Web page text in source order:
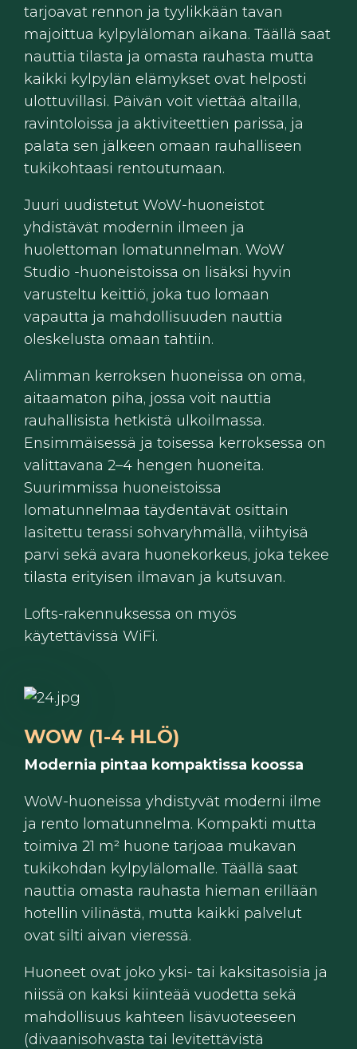
tarjoavat rennon ja tyylikkään tavan
majoittua kylpyläloman aikana. Täällä saat
nauttia tilasta ja omasta rauhasta mutta
kaikki kylpylän elämykset ovat helposti
ulottuvillasi. Päivän voit viettää altailla,
ravintoloissa ja aktiviteettien parissa, ja
palata sen jälkeen omaan rauhalliseen
tukikohtaasi rentoutumaan.
Juuri uudistetut WoW-huoneistot
yhdistävät modernin ilmeen ja
huolettoman lomatunnelman. WoW
Studio -huoneistoissa on lisäksi hyvin
varusteltu keittiö, joka tuo lomaan
vapautta ja mahdollisuuden nauttia
oleskelusta omaan tahtiin.
Alimman kerroksen huoneissa on oma,
aitaamaton piha, jossa voit nauttia
rauhallisista hetkistä ulkoilmassa.
Ensimmäisessä ja toisessa kerroksessa on
valittavana 2–4 hengen huoneita.
Suurimmissa huoneistoissa
lomatunnelmaa täydentävät osittain
lasitettu terassi sohvaryhmällä, viihtyisä
parvi sekä avara huonekorkeus, joka tekee
tilasta erityisen ilmavan ja kutsuvan.
Lofts-rakennuksessa on myös
käytettävissä WiFi.
WOW (1-4 HLÖ)
Modernia pintaa kompaktissa koossa
WoW-huoneissa yhdistyvät moderni ilme
ja rento lomatunnelma. Kompakti mutta
toimiva 21 m² huone tarjoaa mukavan
tukikohdan kylpylälomalle. Täällä saat
nauttia omasta rauhasta hieman erillään
hotellin vilinästä, mutta kaikki palvelut
ovat silti aivan vieressä.
Huoneet ovat joko yksi- tai kaksitasoisia ja
niissä on kaksi kiinteää vuodetta sekä
mahdollisuus kahteen lisävuoteeseen
(divaanisohvasta tai levitettävistä